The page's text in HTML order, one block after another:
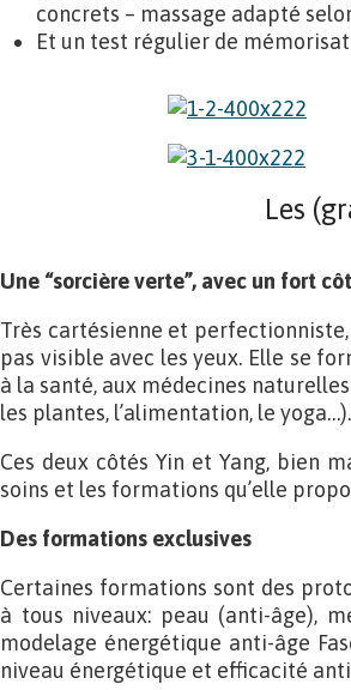
concrets – massage adapté
Et un test régulier de
Les
Une “sorcière verte”, avec un fort
Très cartésienne et
pas visible avec les yeux. Elle se
à la santé, aux médecines
les plantes, l’alimentation, le yoga…).
Ces deux côtés Yin et Yang, bien
soins et les formations qu’elle
Des formations exclusives
Certaines formations sont des
à tous niveaux: peau (anti-âge),
modelage énergétique anti-âge
niveau énergétique et efficacité